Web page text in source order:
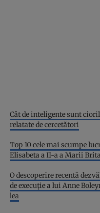
Cât de inteligente sunt
relatate de cercetători
Top 10 cele mai scumpe
Elisabeta a II-a a Marii
O descoperire recentă
de execuție a lui Anne
lea